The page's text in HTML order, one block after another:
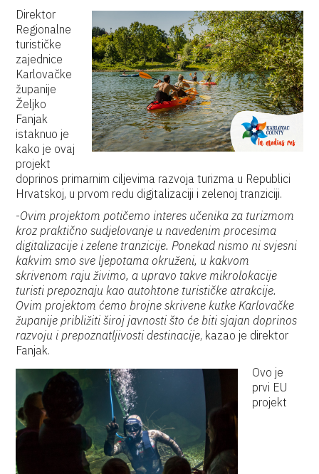
Direktor
Regionalne
turističke
zajednice
Karlovačke
županije
Željko
Fanjak
istaknuo je
kako je ovaj
projekt
doprinos primarnim ciljevima razvoja turizma u Republici
Hrvatskoj, u prvom redu digitalizaciji i zelenoj tranziciji.
-Ovim projektom potičemo interes učenika za turizmom
kroz praktično sudjelovanje u navedenim procesima
digitalizacije i zelene tranzicije. Ponekad nismo ni svjesni
kakvim smo sve ljepotama okruženi, u kakvom
skrivenom raju živimo, a upravo takve mikrolokacije
turisti prepoznaju kao autohtone turističke atrakcije.
Ovim projektom ćemo brojne skrivene kutke Karlovačke
županije približiti široj javnosti što će biti sjajan doprinos
razvoju i prepoznatljivosti destinacije, kazao je direktor
Fanjak.
Ovo je
prvi EU
projekt